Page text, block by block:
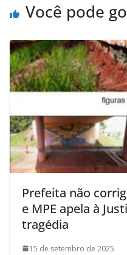
Você pode
Prefeita não
e MPE apela à
tragédia
15 de setembro de 2025